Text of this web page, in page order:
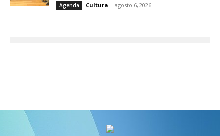
Agenda Cultura - agosto 6, 2026